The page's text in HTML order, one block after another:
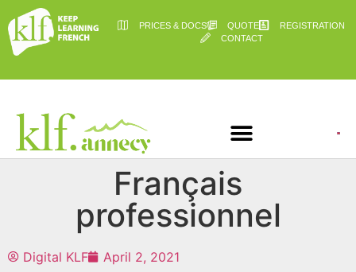
PRICES & DOCS QUOTE
REGISTRATION
CONTACT
Français
professionnel
Digital KLF April 2, 2021